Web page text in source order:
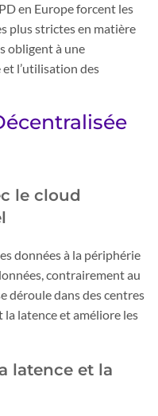
en Europe forcent les
plus strictes en matière
obligent à une
l’utilisation des
le cloud
données à la périphérie
contrairement au
déroule dans des centres
latence et améliore les
latence et la